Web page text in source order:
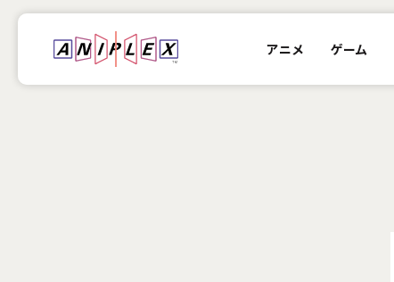
アニメ ゲーム